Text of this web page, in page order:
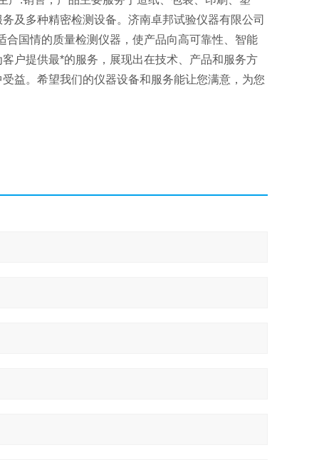
及多种精密检测设备。济南卓邦试验仪器有限公司
国情的质量检测仪器，使产品向高可靠性、智能
户提供最*的服务，展现出在技术、产品和服务方
益。希望我们的仪器设备和服务能让您满意，为您